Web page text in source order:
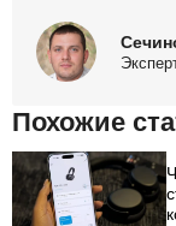
Похожие